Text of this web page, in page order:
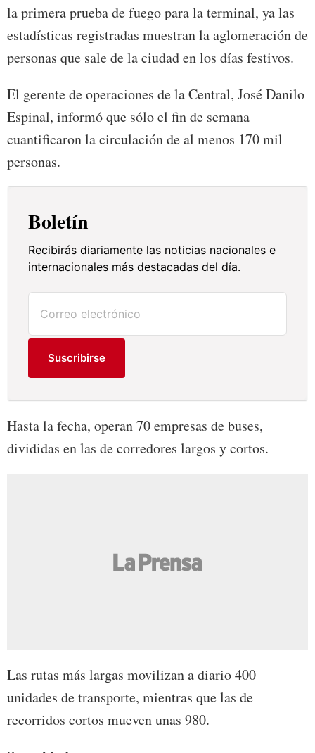
la primera prueba de fuego para la terminal, ya las
estadísticas registradas muestran la aglomeración de
personas que sale de la ciudad en los días festivos.
El gerente de operaciones de la Central, José Danilo
Espinal, informó que sólo el fin de semana
cuantificaron la circulación de al menos 170 mil
personas.
Boletín
Recibirás diariamente las noticias nacionales e
internacionales más destacadas del día.
Suscribirse
Hasta la fecha, operan 70 empresas de buses,
divididas en las de corredores largos y cortos.
Las rutas más largas movilizan a diario 400
unidades de transporte, mientras que las de
recorridos cortos mueven unas 980.